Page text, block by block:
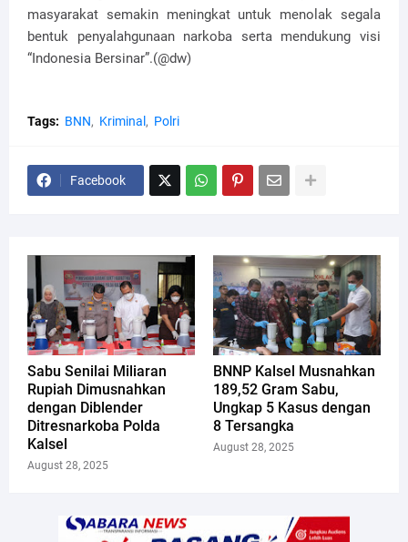
masyarakat semakin meningkat untuk menolak segala
bentuk penyalahgunaan narkoba serta mendukung visi
“Indonesia Bersinar”.(@dw)
Tags: BNN Kriminal Polri
Facebook
Sabu Senilai Miliaran
Rupiah Dimusnahkan
dengan Diblender
Ditresnarkoba Polda
Kalsel
August 28, 2025
BNNP Kalsel Musnahkan
189,52 Gram Sabu,
Ungkap 5 Kasus dengan
8 Tersangka
August 28, 2025